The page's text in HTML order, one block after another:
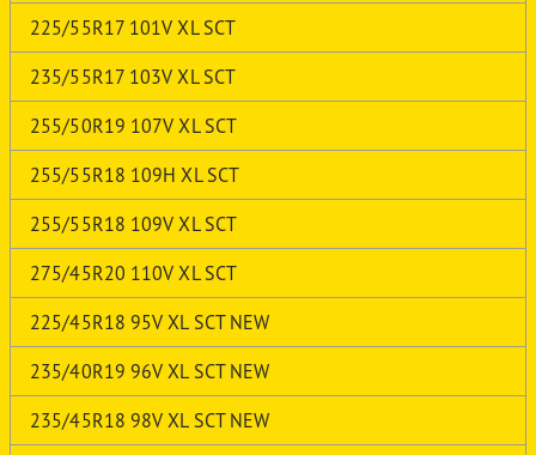
225/55R17 101V XL SCT
235/55R17 103V XL SCT
255/50R19 107V XL SCT
255/55R18 109H XL SCT
255/55R18 109V XL SCT
275/45R20 110V XL SCT
225/45R18 95V XL SCT NEW
235/40R19 96V XL SCT NEW
235/45R18 98V XL SCT NEW